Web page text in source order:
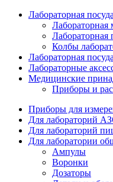
Лабораторная
Лабораторная
Лабораторная
Колбы
Лабораторная
Лабораторные
Медицинские
Приборы и
Приборы для
Для лабораторий
Для лабораторий
Для лаборатории
Ампулы
Воронки
Дозаторы